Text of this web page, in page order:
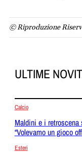
© Riproduzione
ULTIME
Calcio
Maldini e i retroscena
“Volevamo un gioco
Esteri